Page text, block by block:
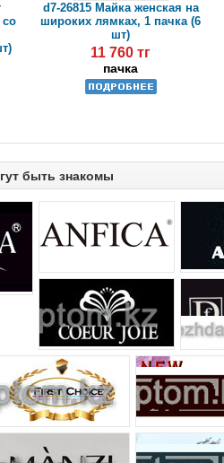
со
d7-26815 Майка женская на
широких лямках, 1 пачка (6
шт)
11 760 тг
пачка
быть знакомы